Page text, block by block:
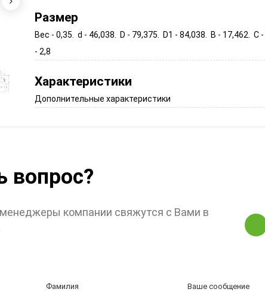
Размер
Вес - 0,35. d - 46,038. D - 79,375. D1 - 84,038. B - 17,462. C
- 2,8
Характеристики
Дополнительные характеристики
вопрос?
компании свяжутся с Вами в
Фамилия Ваше сообщение